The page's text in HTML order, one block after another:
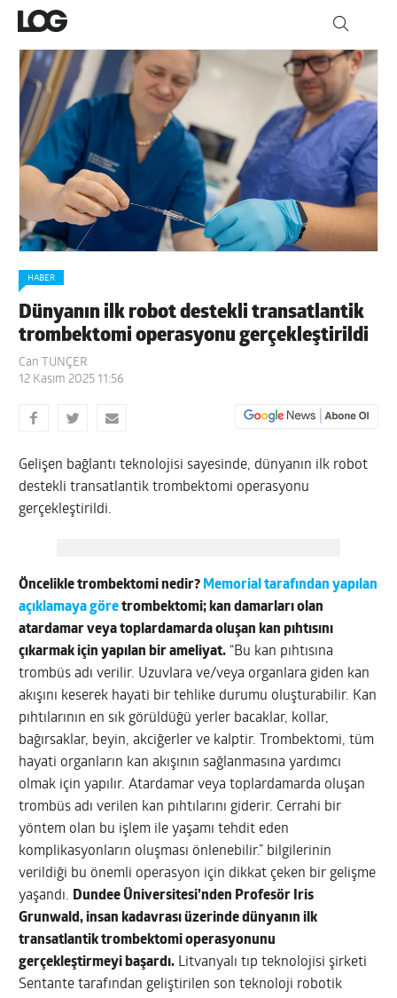
HABER
Dünyanın ilk robot destekli transatlantik
trombektomi operasyonu gerçekleştirildi
Can TUNÇER
12 Kasım 2025 11:56
Gelişen bağlantı teknolojisi sayesinde, dünyanın ilk robot
destekli transatlantik trombektomi operasyonu
gerçekleştirildi.
Öncelikle trombektomi nedir? Memorial tarafından yapılan
açıklamaya göretrombektomi; kan damarları olan
atardamar veya toplardamarda oluşan kan pıhtısını
çıkarmak için yapılan bir ameliyat. “Bu kan pıhtısına
trombüs adı verilir. Uzuvlara ve/veya organlara giden kan
akışını keserek hayati bir tehlike durumu oluşturabilir. Kan
pıhtılarının en sık görüldüğü yerler bacaklar, kollar,
bağırsaklar, beyin, akciğerler ve kalptir. Trombektomi, tüm
hayati organların kan akışının sağlanmasına yardımcı
olmak için yapılır. Atardamar veya toplardamarda oluşan
trombüs adı verilen kan pıhtılarını giderir. Cerrahi bir
yöntem olan bu işlem ile yaşamı tehdit eden
komplikasyonların oluşması önlenebilir.” bilgilerinin
verildiği bu önemli operasyon için dikkat çeken bir gelişme
yaşandı. Dundee Üniversitesi’nden Profesör Iris
Grunwald, insan kadavrası üzerinde dünyanın ilk
transatlantik trombektomi operasyonunu
gerçekleştirmeyi başardı. Litvanyalı tıp teknolojisi şirketi
Sentante tarafından geliştirilen son teknoloji robotik